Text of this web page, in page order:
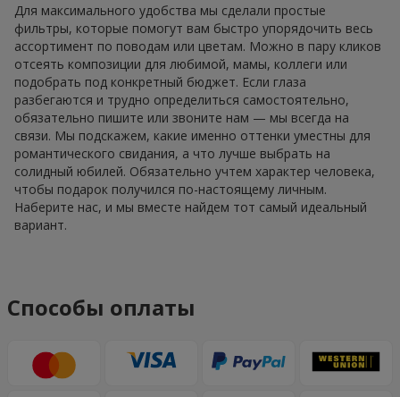
Для максимального удобства мы сделали простые
фильтры, которые помогут вам быстро упорядочить весь
ассортимент по поводам или цветам. Можно в пару кликов
отсеять композиции для любимой, мамы, коллеги или
подобрать под конкретный бюджет. Если глаза
разбегаются и трудно определиться самостоятельно,
обязательно пишите или звоните нам — мы всегда на
связи. Мы подскажем, какие именно оттенки уместны для
романтического свидания, а что лучше выбрать на
солидный юбилей. Обязательно учтем характер человека,
чтобы подарок получился по-настоящему личным.
Наберите нас, и мы вместе найдем тот самый идеальный
вариант.
Способы оплаты